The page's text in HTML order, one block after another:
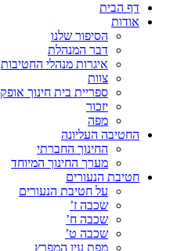
דף הבית
אודות
הסיפור שלנו
דבר המנהלת
איגרות מנהלי החטיבות
צוות
ספריית בית חינוך אופק
יזכור
מפה
החטיבה העליונה
החינוך החברתי
מערך החינוך המיוחד
חטיבת הנעורים
על חטיבת הנעורים
שכבה ז’
שכבה ח’
שכבה ט’
מפת עין המפרץ